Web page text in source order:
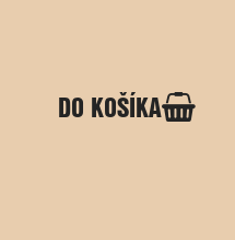
DO KOŠÍKA